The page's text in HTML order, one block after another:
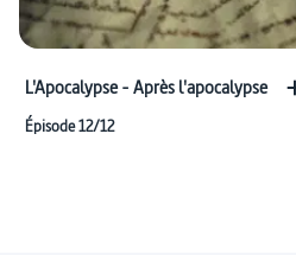
L'Apocalypse - Après l'apocalypse
Épisode 12/12